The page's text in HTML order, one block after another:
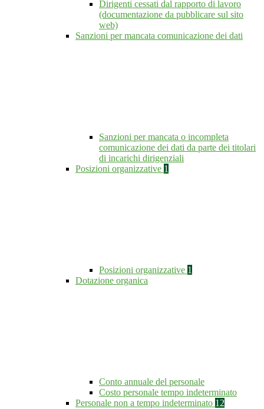
Dirigenti cessati dal rapporto di lavoro
(documentazione da pubblicare sul sito
web)
Sanzioni per mancata comunicazione dei dati
Sanzioni per mancata o incompleta
comunicazione dei dati da parte dei titolari
di incarichi dirigenziali
Posizioni organizzative 1
Posizioni organizzative 1
Dotazione organica
Conto annuale del personale
Costo personale tempo indeterminato
Personale non a tempo indeterminato 12